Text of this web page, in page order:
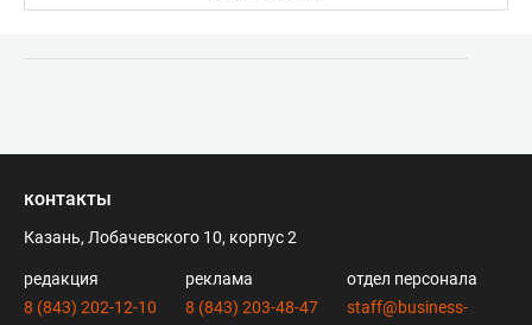
контакты
Казань, Лобачевского 10, корпус 2
редакция
8 (843) 202-12-10
реклама
8 (843) 203-48-47
отдел персонала
staff@business-